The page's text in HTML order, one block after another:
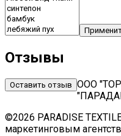
Отзывы
Оставить отзыв ООО
©2026 PARADISE
маркетинговым